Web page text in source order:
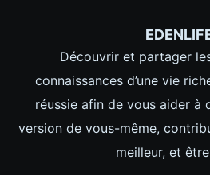
Découvrir et partager
connaissances d’une vie
réussie afin de vous aider à
version de vous-même,
meilleur, et